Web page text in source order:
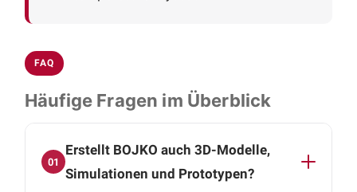
FAQ
Häufige Fragen im Überblick
01
Erstellt BOJKO auch 3D-Modelle,
Simulationen und Prototypen?